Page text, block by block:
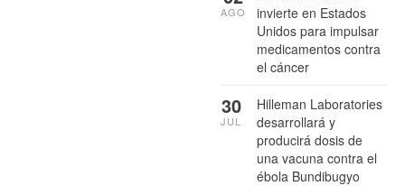
invierte en Estados
Unidos para impulsar
medicamentos contra
el cáncer
AGO
Hilleman Laboratories
desarrollará y
producirá dosis de
una vacuna contra el
ébola Bundibugyo
30
JUL